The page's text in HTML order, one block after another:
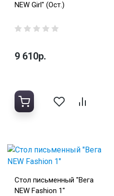
NEW Girl" (Ост.)
9 610р.
Стол письменный "Вега
NEW Fashion 1"